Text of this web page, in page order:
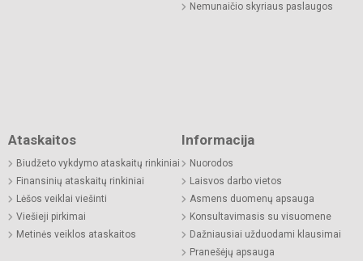
Nemunaičio skyriaus paslaugos
Ataskaitos
Biudžeto vykdymo ataskaitų rinkiniai
Finansinių ataskaitų rinkiniai
Lėšos veiklai viešinti
Viešieji pirkimai
Metinės veiklos ataskaitos
Informacija
Nuorodos
Laisvos darbo vietos
Asmens duomenų apsauga
Konsultavimasis su visuomene
Dažniausiai užduodami klausimai
Pranešėjų apsauga